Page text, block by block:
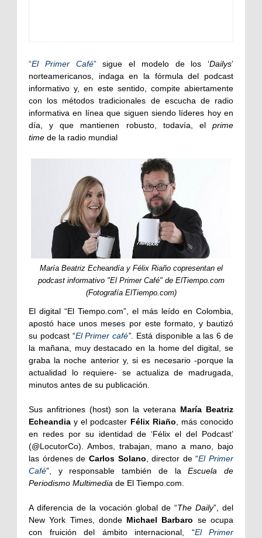
“El Primer Café”sigue el modelo de los ‘Dailys’
norteamericanos, indaga en la fórmula del podcast
informativo y, en este sentido, compite abiertamente
con los métodos tradicionales de escucha de radio
informativa en línea que siguen siendo líderes hoy en
día, y que mantienen robusto, todavía, el prime
time de la radio mundial
María Beatriz Echeandía y Félix Riaño copresentan el
podcast informativo "El Primer Café" de ElTiempo.com
(Fotografía ElTiempo.com)
El digital “El Tiempo.com”, el más leído en Colombia,
apostó hace unos meses por este formato, y bautizó
su podcast “El Primer café”. Está disponible a las 6 de
la mañana, muy destacado en la home del digital, se
graba la noche anterior y, si es necesario -porque la
actualidad lo requiere- se actualiza de madrugada,
minutos antes de su publicación.
Sus anfitriones (host) son la veterana María Beatriz
Echeandia y el podcaster Félix Riaño, más conocido
en redes por su identidad de ‘Félix el del Podcast’
(@LocutorCo). Ambos, trabajan, mano a mano, bajo
las órdenes de Carlos Solano, director de “El Primer
Café”, y responsable también de laEscuela de
Periodismo Multimedia de El Tiempo.com.
A diferencia de la vocación global de “The Daily”, del
New York Times, donde Michael Barbaro se ocupa
con fruición del ámbito internacional, “El Primer